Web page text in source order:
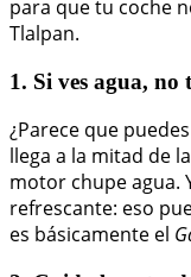
para que tu coche
Tlalpan.
1. Si ves agua, no
¿Parece que
llega a la mitad de
motor chupe agua.
refrescante: eso
es básicamente el